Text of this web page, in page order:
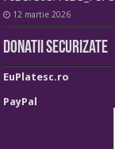
12 martie 2026
Donatii securizate
EuPlatesc.ro
PayPal